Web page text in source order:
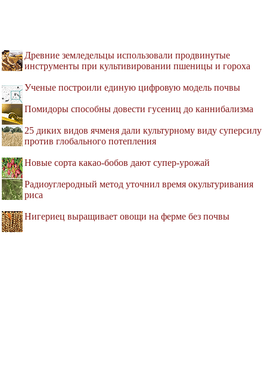
Древние земледельцы использовали продвинутые
инструменты при культивировании пшеницы и гороха
Ученые построили единую цифровую модель почвы
Помидоры способны довести гусениц до каннибализма
25 диких видов ячменя дали культурному виду суперсилу
против глобального потепления
Новые сорта какао-бобов дают супер-урожай
Радиоуглеродный метод уточнил время окультуривания
риса
Нигериец выращивает овощи на ферме без почвы